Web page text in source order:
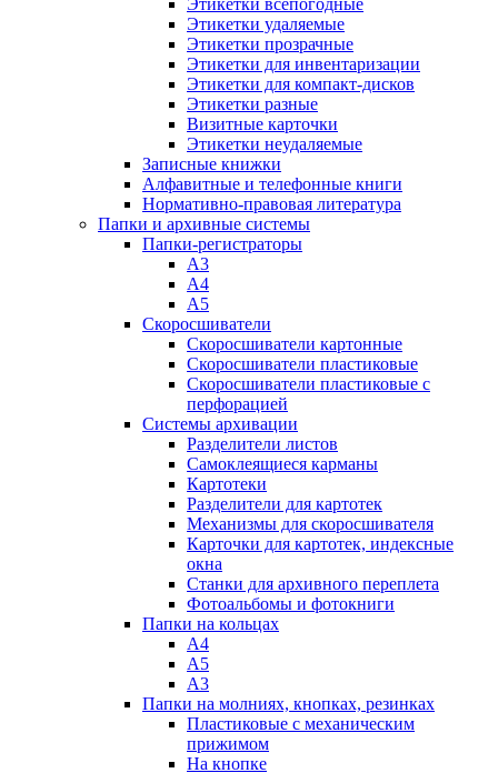
Этикетки всепогодные
Этикетки удаляемые
Этикетки прозрачные
Этикетки для инвентаризации
Этикетки для компакт-дисков
Этикетки разные
Визитные карточки
Этикетки неудаляемые
Записные книжки
Алфавитные и телефонные книги
Нормативно-правовая литература
Папки и архивные системы
Папки-регистраторы
А3
А4
А5
Скоросшиватели
Скоросшиватели картонные
Скоросшиватели пластиковые
Скоросшиватели пластиковые с
перфорацией
Системы архивации
Разделители листов
Самоклеящиеся карманы
Картотеки
Разделители для картотек
Механизмы для скоросшивателя
Карточки для картотек, индексные
окна
Станки для архивного переплета
Фотоальбомы и фотокниги
Папки на кольцах
А4
А5
А3
Папки на молниях, кнопках, резинках
Пластиковые с механическим
прижимом
На кнопке